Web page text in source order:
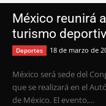
México reunirá
turismo
Deportes 18 de marzo de
México será sede del
que se realizará en el
de México. El evento,...